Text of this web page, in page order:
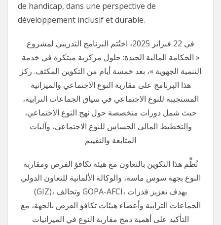
de handicap, dans une perspective de
développement inclusif et durable.
في 22 فبراير 2025، اختُتم البرنامج التدريبي لمشروع
« الحكامة المالية الجيدة: حلول مركزية مبتكرة في خدمة
التنمية الجهوية »، بعد خمسة أيام من التكوين المكثف. ركز
هذا البرنامج على مقاربة النوع الاجتماعي والميزانية
المستجيبة للنوع الاجتماعي في سياق الجماعات الترابية،
حيث شمل دورات متخصصة حول نهج النوع الاجتماعي،
والتخطيط المالي الحساس للنوع الاجتماعي، وآليات
المتابعة والتقييم
نُظِّم هذا التكوين بالتعاون مع هيئة تكافؤ الفرص ومقاربة
النوع بجهة سوس ماسة، والوكالة الألمانية للتعاون الدولي
(GIZ)، وتحالف GOPA-AFCI، بهدف تعزيز قدرات
الجماعات الترابية وأعضاء هيئات تكافؤ الفرص بالجهة، مع
التأكيد على أهمية دمج مقاربة النوع في الميزانيات